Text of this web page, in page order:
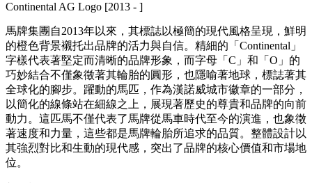
Continental AG Logo [2013 - ]
馬牌集團自2013年以來，其標誌以極簡的現代風格呈現，鮮明
的橙色背景襯托出品牌的活力與自信。精細的「Continental」
字樣代表著堅定而清晰的品牌形象，而字母「C」和「O」的
巧妙結合不僅象徵著其輪胎的圓形，也隱喻著地球，標誌著其
全球化的腳步。躍動的馬匹，作為漢諾威城市徽章的一部分，
以簡化的線條站在細線之上，展現著歷史的尊貴和品牌的向前
動力。這匹馬不僅代表了馬牌從馬車時代至今的演進，也象徵
著速度和力量，這些都是馬牌輪胎所追求的品質。整體設計以
其強烈對比和生動的現代感，突出了品牌的核心價值和市場地
位。